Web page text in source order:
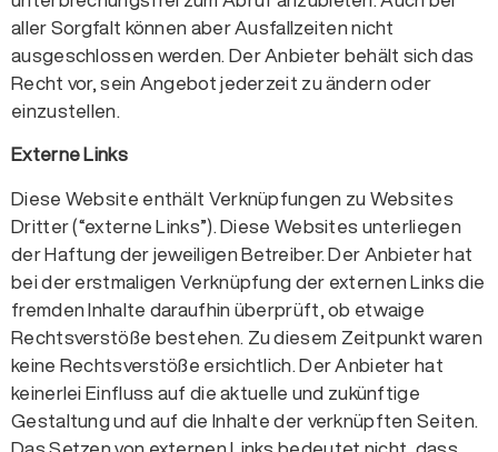
aller Sorgfalt können aber Ausfallzeiten nicht
ausgeschlossen werden. Der Anbieter behält sich das
Recht vor, sein Angebot jederzeit zu ändern oder
einzustellen.
Externe Links
Diese Website enthält Verknüpfungen zu Websites
Dritter (“externe Links”). Diese Websites unterliegen
der Haftung der jeweiligen Betreiber. Der Anbieter hat
bei der erstmaligen Verknüpfung der externen Links die
fremden Inhalte daraufhin überprüft, ob etwaige
Rechtsverstöße bestehen. Zu diesem Zeitpunkt waren
keine Rechtsverstöße ersichtlich. Der Anbieter hat
keinerlei Einfluss auf die aktuelle und zukünftige
Gestaltung und auf die Inhalte der verknüpften Seiten.
Das Setzen von externen Links bedeutet nicht, dass